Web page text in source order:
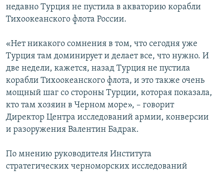
недавно Турция не пустила в акваторию корабли
Тихоокеанского флота России.
«Нет никакого сомнения в том, что сегодня уже
Турция там доминирует и делает все, что нужно. И
две недели, кажется, назад Турция не пустила
корабли Тихоокеанского флота, и это также очень
мощный шаг со стороны Турции, которая показала,
кто там хозяин в Черном море», – говорит
Директор Центра исследований армии, конверсии
и разоружения Валентин Бадрак.
По мнению руководителя Института
стратегических черноморских исследований